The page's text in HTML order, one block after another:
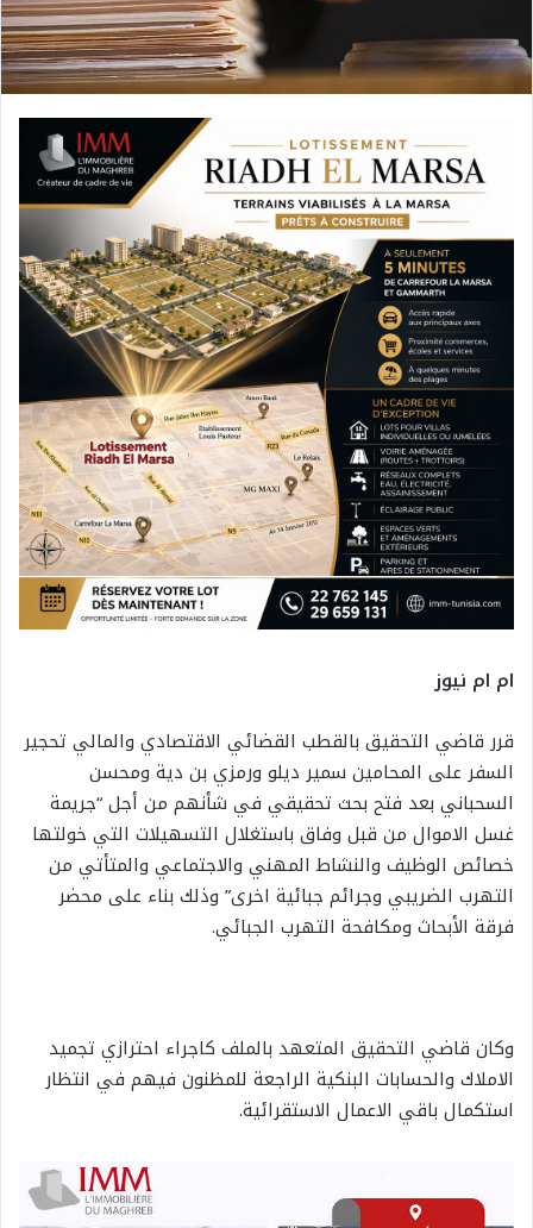
ام ام نيوز
قرر قاضي التحقيق بالقطب القضائي الاقتصادي والمالي تحجير
السفر على المحامين سمير ديلو ورمزي بن دية ومحسن
السحباني بعد فتح بحث تحقيقي في شأنهم من أجل “جريمة
غسل الاموال من قبل وفاق باستغلال التسهيلات التي خولتها
خصائص الوظيف والنشاط المهني والاجتماعي والمتأتي من
التهرب الضريبي وجرائم جبائية اخرى” وذلك بناء على محضر
فرقة الأبحاث ومكافحة التهرب الجبائي.
وكان قاضي التحقيق المتعهد بالملف كاجراء احترازي تجميد
الاملاك والحسابات البنكية الراجعة للمظنون فيهم في انتظار
استكمال باقي الاعمال الاستقرائية.